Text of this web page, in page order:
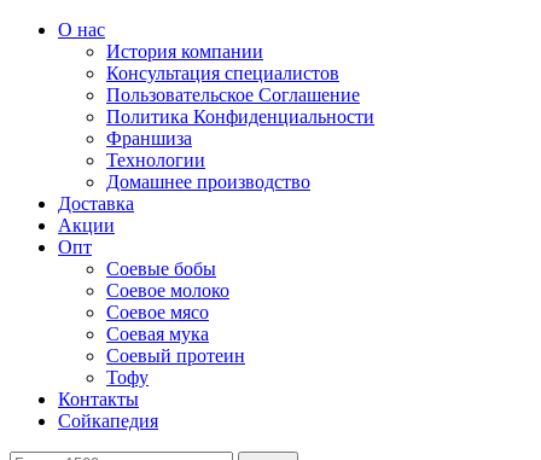
О нас
История компании
Консультация специалистов
Пользовательское Соглашение
Политика Конфиденциальности
Франшиза
Технологии
Домашнее производство
Доставка
Акции
Опт
Соевые бобы
Соевое молоко
Соевое мясо
Соевая мука
Соевый протеин
Тофу
Контакты
Сойкапедия